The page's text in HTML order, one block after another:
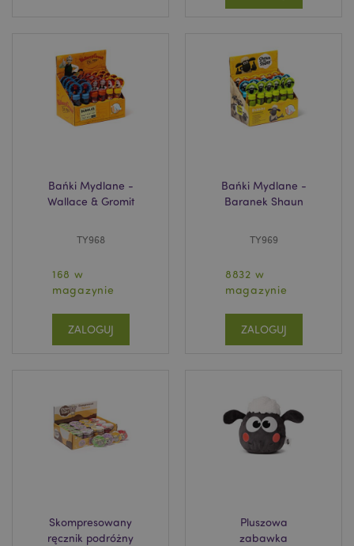
Bańki Mydlane -
Wallace & Gromit
TY968
168 w
magazynie
ZALOGUJ
Bańki Mydlane -
Baranek Shaun
TY969
8832 w
magazynie
ZALOGUJ
Skompresowany
ręcznik podróżny
Pluszowa
zabawka